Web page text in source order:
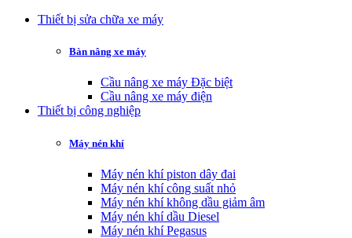
Thiết bị sửa chữa xe máy
Bàn nâng xe máy
Cầu nâng xe máy Đặc biệt
Cầu nâng xe máy điện
Thiết bị công nghiệp
Máy nén khí
Máy nén khí piston dây đai
Máy nén khí công suất nhỏ
Máy nén khí không dầu giảm âm
Máy nén khí dầu Diesel
Máy nén khí Pegasus